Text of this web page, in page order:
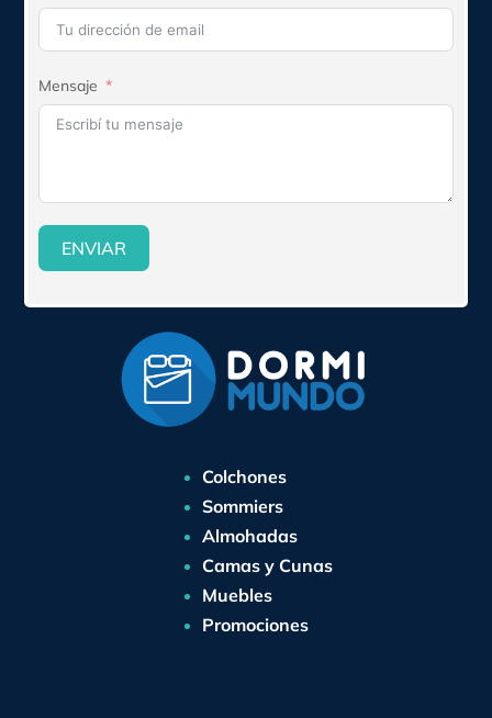
Colchones
Sommiers
Almohadas
Camas y Cunas
Muebles
Promociones
Mensaje
ENVIAR